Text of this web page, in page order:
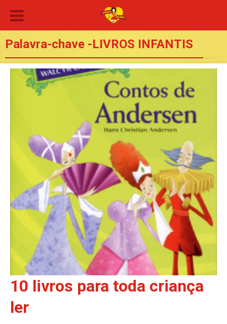
Palavra-chave -LIVROS INFANTIS
10 livros para toda criança
ler